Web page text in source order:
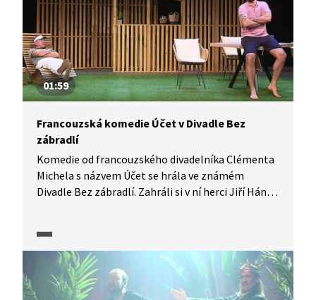
01:59
Francouzská komedie Účet v Divadle Bez
zábradlí
Komedie od francouzského divadelníka Clémenta
Michela s názvem Účet se hrála ve známém
Divadle Bez zábradlí. Zahráli si v ní herci Jiří Hána